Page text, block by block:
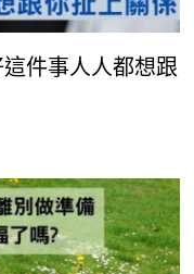
件事人人都想跟